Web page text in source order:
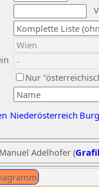
Nur
Niederösterreich
Adelhofer (